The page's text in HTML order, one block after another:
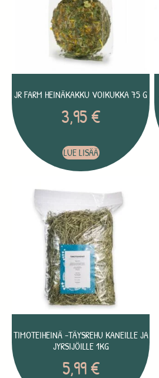
JR FARM HEINÄKAKKU VOIKUKKA 75 G
3,95€
LUE LISÄÄ
TIMOTEIHEINÄ -TÄYSREHU KANEILLE JA
JYRSIJÖILLE 1KG
5,99€